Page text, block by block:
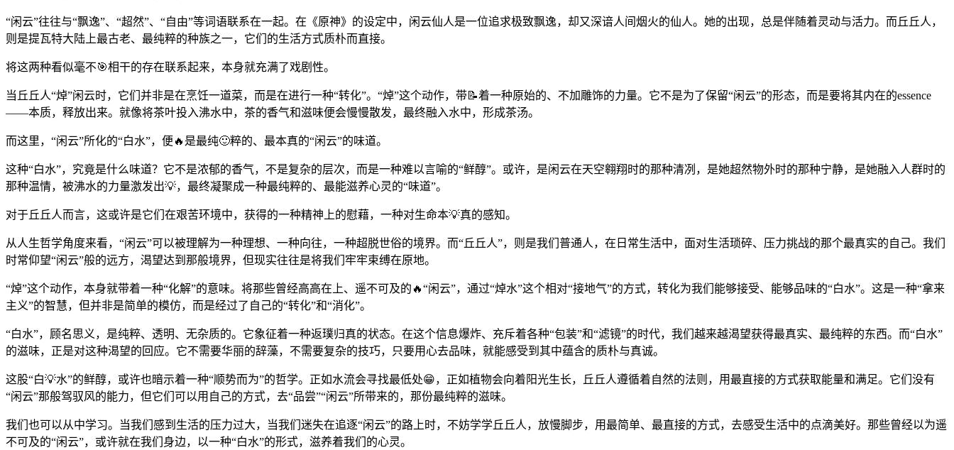
“闲云”往往与“飘逸”、“超然”、“自由”等词语联系在一起。在《原神》的设定中，闲云仙人是一位追求极致飘逸，却又深谙人间烟火的仙人。她的出现，总是伴随着灵动与活力。而丘丘人，
则是提瓦特大陆上最古老、最纯粹的种族之一，它们的生活方式质朴而直接。
将这两种看似毫不🎯相干的存在联系起来，本身就充满了戏剧性。
当丘丘人“焯”闲云时，它们并非是在烹饪一道菜，而是在进行一种“转化”。“焯”这个动作，带📝着一种原始的、不加雕饰的力量。它不是为了保留“闲云”的形态，而是要将其内在的essence
——本质，释放出来。就像将茶叶投入沸水中，茶的香气和滋味便会慢慢散发，最终融入水中，形成茶汤。
而这里，“闲云”所化的“白水”，便🔥是最纯🙂粹的、最本真的“闲云”的味道。
这种“白水”，究竟是什么味道？它不是浓郁的香气，不是复杂的层次，而是一种难以言喻的“鲜醇”。或许，是闲云在天空翱翔时的那种清冽，是她超然物外时的那种宁静，是她融入人群时的
那种温情，被沸水的力量激发出💡，最终凝聚成一种最纯粹的、最能滋养心灵的“味道”。
对于丘丘人而言，这或许是它们在艰苦环境中，获得的一种精神上的慰藉，一种对生命本💡真的感知。
从人生哲学角度来看，“闲云”可以被理解为一种理想、一种向往，一种超脱世俗的境界。而“丘丘人”，则是我们普通人，在日常生活中，面对生活琐碎、压力挑战的那个最真实的自己。我们
时常仰望“闲云”般的远方，渴望达到那般境界，但现实往往是将我们牢牢束缚在原地。
“焯”这个动作，本身就带着一种“化解”的意味。将那些曾经高高在上、遥不可及的🔥“闲云”，通过“焯水”这个相对“接地气”的方式，转化为我们能够接受、能够品味的“白水”。这是一种“拿来
主义”的智慧，但并非是简单的模仿，而是经过了自己的“转化”和“消化”。
“白水”，顾名思义，是纯粹、透明、无杂质的。它象征着一种返璞归真的状态。在这个信息爆炸、充斥着各种“包装”和“滤镜”的时代，我们越来越渴望获得最真实、最纯粹的东西。而“白水”
的滋味，正是对这种渴望的回应。它不需要华丽的辞藻，不需要复杂的技巧，只要用心去品味，就能感受到其中蕴含的质朴与真诚。
这股“白💡水”的鲜醇，或许也暗示着一种“顺势而为”的哲学。正如水流会寻找最低处😁，正如植物会向着阳光生长，丘丘人遵循着自然的法则，用最直接的方式获取能量和满足。它们没有
“闲云”那般驾驭风的能力，但它们可以用自己的方式，去“品尝”“闲云”所带来的，那份最纯粹的滋味。
我们也可以从中学习。当我们感到生活的压力过大，当我们迷失在追逐“闲云”的路上时，不妨学学丘丘人，放慢脚步，用最简单、最直接的方式，去感受生活中的点滴美好。那些曾经以为遥
不可及的“闲云”，或许就在我们身边，以一种“白水”的形式，滋养着我们的心灵。